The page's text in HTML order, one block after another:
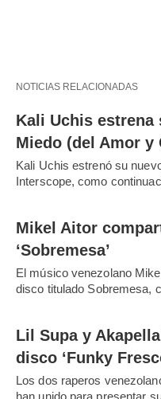
NOTICIAS RELACIONADAS
Kali Uchis estrena
Miedo (del Amor y
Kali Uchis estrenó su
Interscope, como
Mikel Aitor
‘Sobremesa’
El músico venezolano
disco titulado Sobremesa,
Lil Supa y
disco ‘Funky
Los dos raperos
han unido para presentar